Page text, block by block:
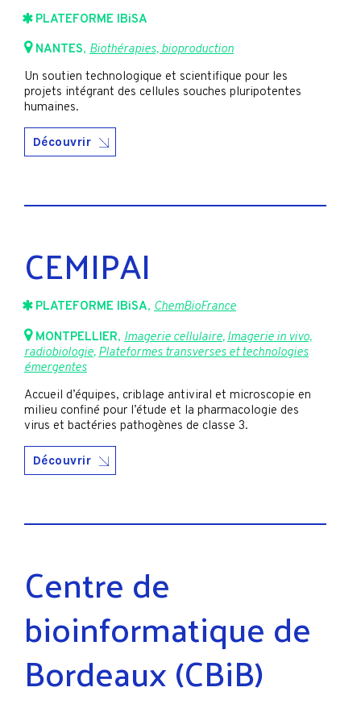
PLATEFORME IBiSA
NANTES, Biothérapies, bioproduction
Un soutien technologique et scientifique pour les
projets intégrant des cellules souches pluripotentes
humaines.
Découvrir
CEMIPAI
PLATEFORME IBiSA, ChemBioFrance
MONTPELLIER, Imagerie cellulaire, Imagerie in vivo,
radiobiologie, Plateformes transverses et technologies
émergentes
Accueil d’équipes, criblage antiviral et microscopie en
milieu confiné pour l’étude et la pharmacologie des
virus et bactéries pathogènes de classe 3.
Découvrir
Centre de
bioinformatique de
Bordeaux (CBiB)